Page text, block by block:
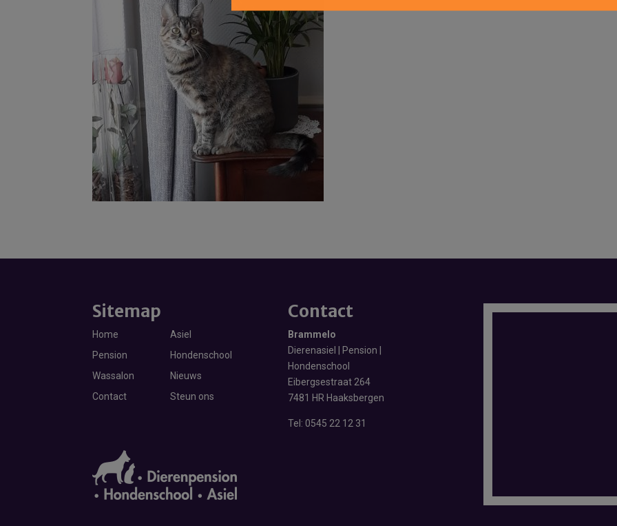
Sitemap
Home
Asiel
Pension
Hondenschool
Wassalon
Nieuws
Contact
Steun ons
Contact
Brammelo
Dierenasiel | Pension |
Hondenschool
Eibergsestraat 264
7481 HR Haaksbergen
Tel: 0545 22 12 31